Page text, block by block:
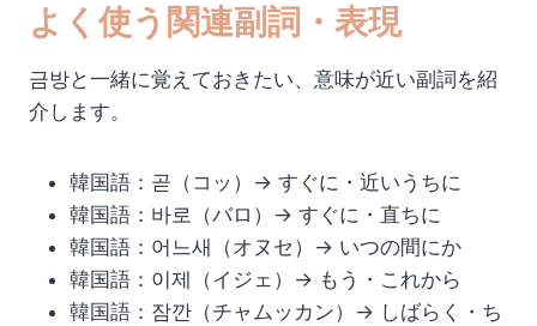
よく使う関連副詞・表現
금방と一緒に覚えておきたい、意味が近い副詞を紹
介します。
韓国語：곧（コッ）→ すぐに・近いうちに
韓国語：바로（バロ）→ すぐに・直ちに
韓国語：어느새（オヌセ）→ いつの間にか
韓国語：이제（イジェ）→ もう・これから
韓国語：잠깐（チャムッカン）→ しばらく・ち